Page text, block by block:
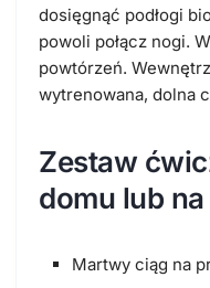
dosięgnąć podłogi
powoli połącz nogi.
powtórzeń.
wytrenowana, dolna
Zestaw
domu lub na
Martwy ciąg na